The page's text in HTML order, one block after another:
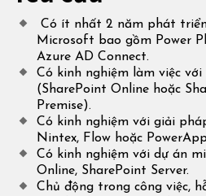
Có ít nhất 2 năm phát
Microsoft bao gồm Power
Azure AD Connect.
Có kinh nghiệm làm việc
(SharePoint Online hoặc
Premise).
Có kinh nghiệm với giải
Nintex, Flow hoặc
Có kinh nghiệm với dự án
Online, SharePoint Server.
Chủ động trong công việc,